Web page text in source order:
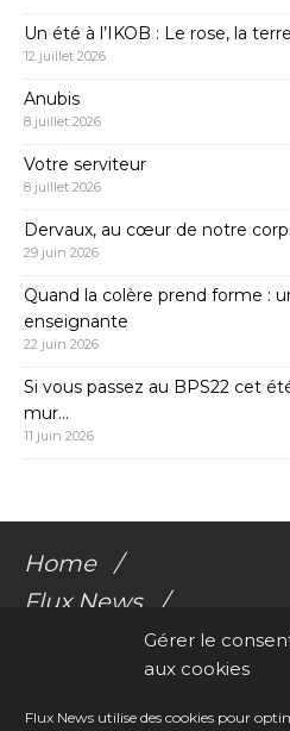
Gérer le
aux cookies
Flux News utilise des cookies pour
Un été à l’IKOB : Le rose, la
12 juillet 2026
Anubis
8 juillet 2026
Votre serviteur
8 juillet 2026
Dervaux, au cœur de notre
29 juin 2026
Quand la colère prend forme :
enseignante
22 juin 2026
Si vous passez au BPS22 cet
mur…
11 juin 2026
Home
Flux News
Galerie Flux
Videos